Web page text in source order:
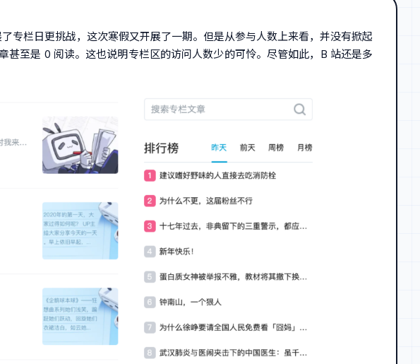
专栏日更挑战，这次寒假又开展了一期。但是从参与人数上来看，并没有掀起
至是 0 阅读。这也说明专栏区的访问人数少的可怜。尽管如此，B 站还是多